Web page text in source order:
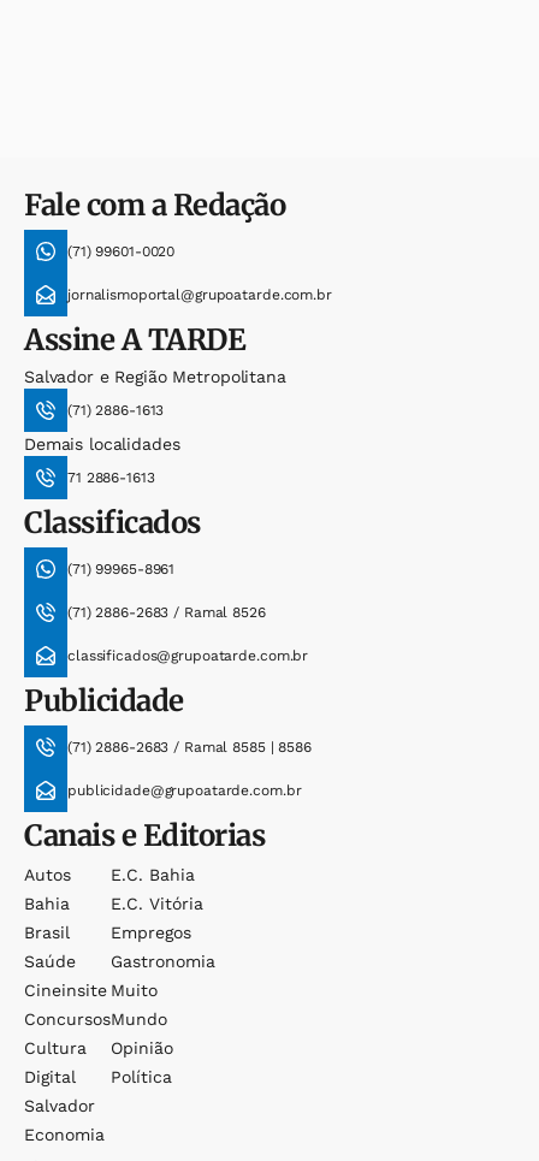
Fale com a Redação
(71) 99601-0020
jornalismoportal@grupoatarde.com.br
AssineA TARDE
Salvador e Região Metropolitana
(71) 2886-1613
Demais localidades
71 2886-1613
Classificados
(71) 99965-8961
(71) 2886-2683 / Ramal 8526
classificados@grupoatarde.com.br
Publicidade
(71) 2886-2683 / Ramal 8585 | 8586
publicidade@grupoatarde.com.br
Canais e Editorias
Autos
Bahia
Brasil
Saúde
Cineinsite
Concursos
Cultura
Digital
Salvador
Economia
E.c. Bahia
E.c. Vitória
Empregos
Gastronomia
Muito
Mundo
Opinião
Política